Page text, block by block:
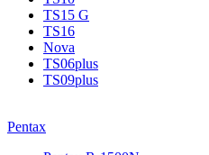
TS15 G
TS16
Nova
TS06plus
TS09plus
Pentax